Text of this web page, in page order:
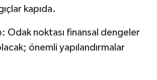
kapıda.
Odak noktası finansal dengeler
önemli yapılandırmalar